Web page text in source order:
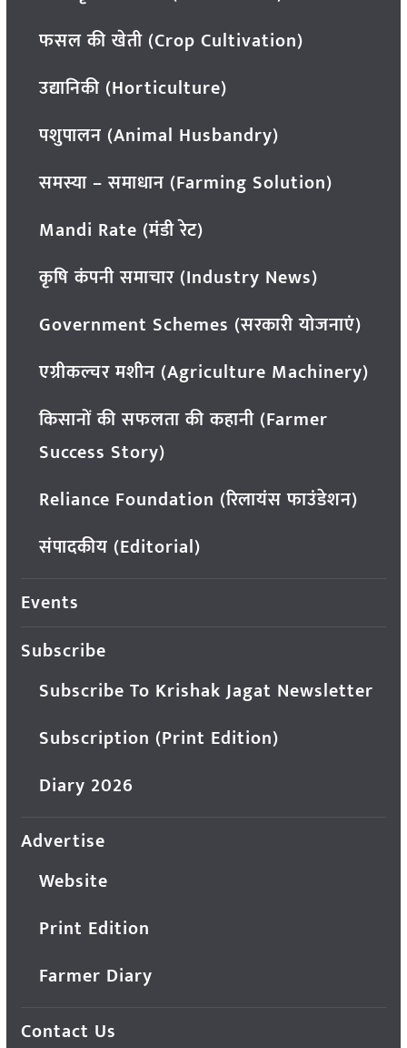
फसल की खेती (Crop Cultivation)
उद्यानिकी (Horticulture)
पशुपालन (Animal Husbandry)
समस्या – समाधान (Farming Solution)
Mandi Rate (मंडी रेट)
कृषि कंपनी समाचार (Industry News)
Government Schemes (सरकारी योजनाएं)
एग्रीकल्चर मशीन (Agriculture Machinery)
किसानों की सफलता की कहानी (Farmer
Success Story)
Reliance Foundation (रिलायंस फाउंडेशन)
संपादकीय (Editorial)
Events
Subscribe
Subscribe To Krishak Jagat Newsletter
Subscription (Print Edition)
Diary 2026
Advertise
Website
Print Edition
Farmer Diary
Contact Us